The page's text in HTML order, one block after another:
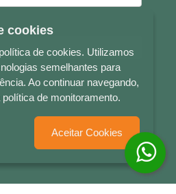
cookies
de cookies. Utilizamos
semelhantes para
Ao continuar navegando,
de monitoramento.
Aceitar Cookies